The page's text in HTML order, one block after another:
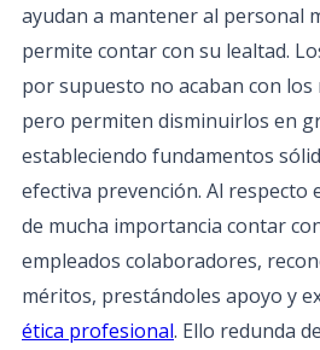
ayudan a mantener al personal
permite contar con su lealtad.
por supuesto no acaban con los
pero permiten disminuirlos en
estableciendo fundamentos
efectiva prevención. Al respecto
de mucha importancia contar
empleados colaboradores,
méritos, prestándoles apoyo y
ética profesional. Ello redunda